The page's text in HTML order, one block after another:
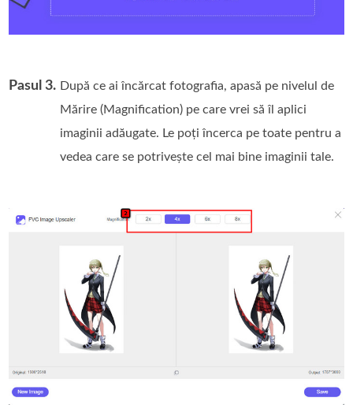
Pasul 3. După ce ai încărcat fotografia, apasă pe nivelul de
Mărire (Magnification) pe care vrei să îl aplici
imaginii adăugate. Le poți încerca pe toate pentru a
vedea care se potrivește cel mai bine imaginii tale.